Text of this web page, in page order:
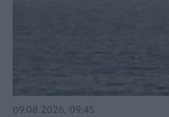
09.08.2026, 09:45